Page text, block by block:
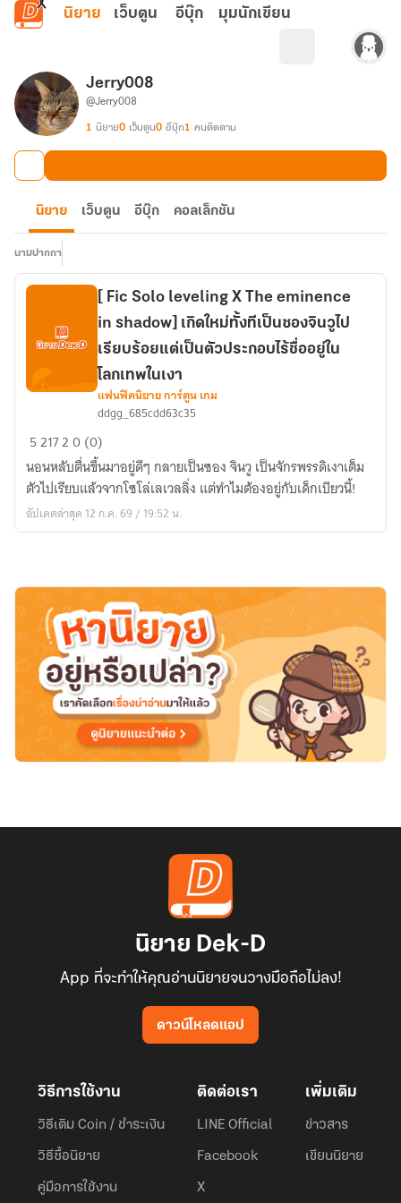
ข้ามไปยังเนื้อหาหลัก
นิยาย เว็บตูน อีบุ๊ก มุมนักเขียน
Jerry008
@Jerry008
1 นิยาย0 เว็บตูน0 อีบุ๊ก1 คนติดตาม
นิยาย เว็บตูน อีบุ๊ก คอลเล็กชัน
นามปากกา
Solo
leveling
X
The
eminence
เกิด
ใหม่
ทั้งที
เป็น
ซอง
นวู
ไป
เรียบร้อย
ตัวประกอบ
[ Fic Solo leveling X The eminence
in shadow] เกิดใหม่ทั้งทีเป็นซองจินวูไป
เรียบร้อยแต่เป็นตัวประกอบไร้ชื่ออยู่ใน
โลกเทพในเงา
แฟนฟิคนิยาย การ์ตูน เกม
ddgg_685cdd63c35
521720 (0)
นอนหลับตื่นขึ้นมาอยู่ดีๆ กลายเป็นซอง จินวู เป็นจักรพรรดิเงาเต็ม
ตัวไปเรียบแล้วจากโซโล่เลเวลลิ่ง แต่ทำไมต้องอยู่กับเด็กเบียวนี้!
อัปเดตล่าสุด 12 ก.ค. 69 / 19:52 น.
นิยาย Dek-D
App ที่จะทำให้คุณอ่านนิยายจนวางมือถือไม่ลง!
ดาวน์โหลดแอป
วิธีการใช้งาน
วิธีเติม Coin / ชำระเงิน
วิธีซื้อนิยาย
คู่มือการใช้งาน
ติดต่อเรา
LINE Official
Facebook
X
เพิ่มเติม
ข่าวสาร
เขียนนิยาย